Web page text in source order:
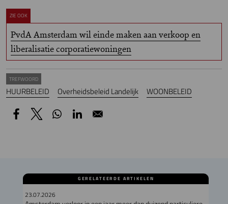
ZIE OOK
PvdA Amsterdam wil einde maken aan verkoop en
liberalisatie corporatiewoningen
TREFWOORD
HUURBELEID Overheidsbeleid Landelijk WOONBELEID
GERELATEERDE ARTIKELEN
23.07.2026